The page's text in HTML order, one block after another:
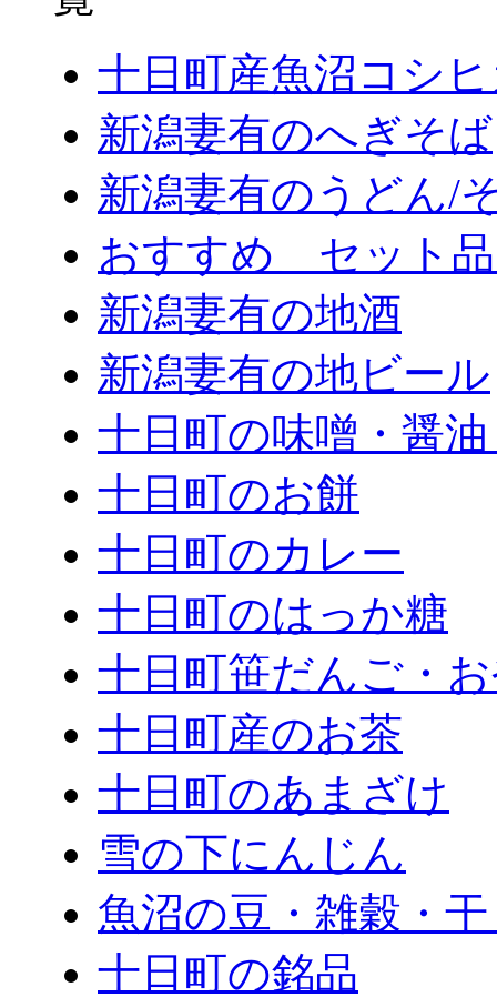
十日町産魚沼コシ
新潟妻有のへぎそば
新潟妻有のうどん/
おすすめ セット
新潟妻有の地酒
新潟妻有の地ビール
十日町の味噌・醤
十日町のお餅
十日町のカレー
十日町のはっか糖
十日町笹だんご・
十日町産のお茶
十日町のあまざけ
雪の下にんじん
魚沼の豆・雑穀・
十日町の銘品